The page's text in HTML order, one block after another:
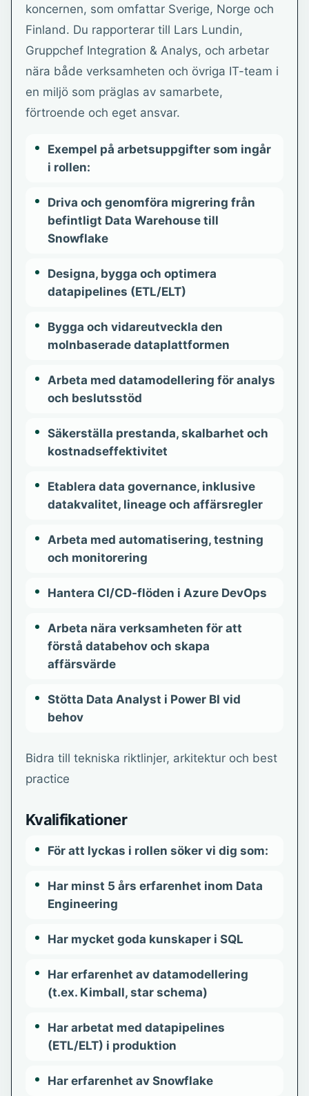
koncernen, som omfattar Sverige, Norge och
Finland. Du rapporterar till Lars Lundin,
Gruppchef Integration & Analys, och arbetar
nära både verksamheten och övriga IT-team i
en miljö som präglas av samarbete,
förtroende och eget ansvar.
Exempel på arbetsuppgifter som ingår
i rollen:
Driva och genomföra migrering från
befintligt Data Warehouse till
Snowflake
Designa, bygga och optimera
datapipelines (ETL/ELT)
Bygga och vidareutveckla den
molnbaserade dataplattformen
Arbeta med datamodellering för analys
och beslutsstöd
Säkerställa prestanda, skalbarhet och
kostnadseffektivitet
Etablera data governance, inklusive
datakvalitet, lineage och affärsregler
Arbeta med automatisering, testning
och monitorering
Hantera CI/CD-flöden i Azure DevOps
Arbeta nära verksamheten för att
förstå databehov och skapa
affärsvärde
Stötta Data Analyst i Power BI vid
behov
Bidra till tekniska riktlinjer, arkitektur och best
practice
Kvalifikationer
För att lyckas i rollen söker vi dig som:
Har minst 5 års erfarenhet inom Data
Engineering
Har mycket goda kunskaper i SQL
Har erfarenhet av datamodellering
(t.ex. Kimball, star schema)
Har arbetat med datapipelines
(ETL/ELT) i produktion
Har erfarenhet av Snowflake